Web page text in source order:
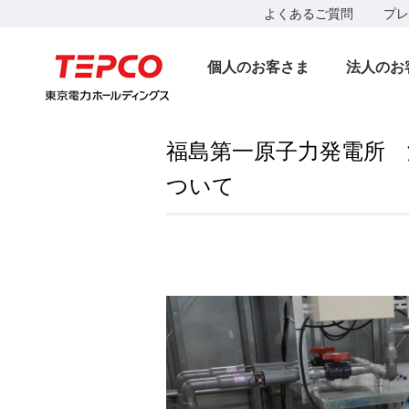
よくあるご質問 プ
個人のお客さま 法人のお
福島第一原子力発電所
ついて